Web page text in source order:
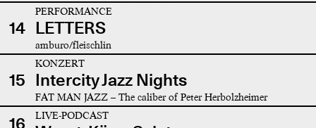
14
PERFORMANCE
LETTERS
amburo/fleischlin
15
KONZERT
Intercity Jazz Nights
FAT MAN JAZZ – The caliber of Peter Herbolzheimer
16 LIVE-PODCAST